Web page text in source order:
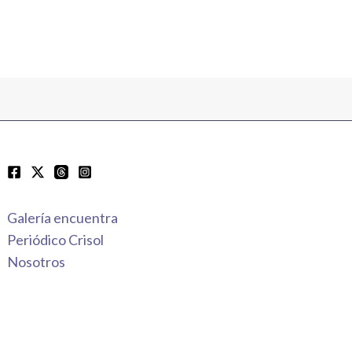
Galería encuentra
Periódico Crisol
Nosotros